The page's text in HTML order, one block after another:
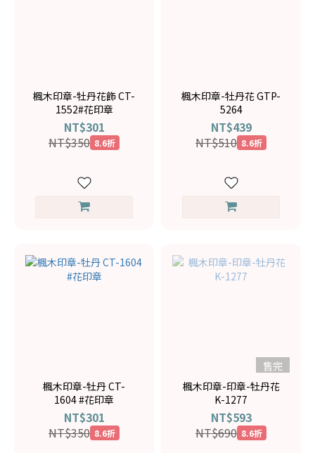
楓木印章-牡丹花飾 CT-
1552#花印章
NT$301
NT$350 8.6折
楓木印章-牡丹花 GTP-
5264
NT$439
NT$510 8.6折
楓木印章-牡丹 CT-
1604 #花印章
NT$301
NT$350 8.6折
售完
楓木印章-印章-牡丹花
K-1277
NT$593
NT$690 8.6折